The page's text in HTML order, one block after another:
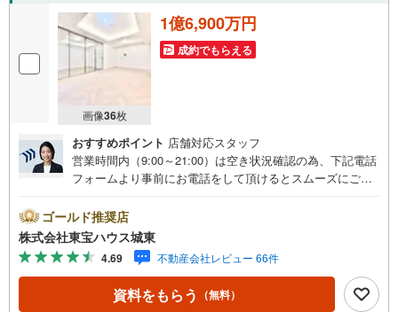
画像36枚
1億6,900万円
成約でもらえる
おすすめポイント 店舗対応スタッフ
営業時間内（9:00～21:00）は空き状況確認の為、下記電話
フォームより事前にお電話をして頂けるとスムーズにご案
カレンダーの作成▽ご購入後もお客様の人生のパートナー
として暮らしの「安心」を守り続けます。【Yahoo！ 不動
産キャンペーン対象店舗】当店で物件を成約するとPayPay
ボーナスライトがもらえる「Yahoo！ 不動産 物件ご成約キ
ャンペーン」の対象になります。「資料をもらう」「見学
予約をする」ボタンからお問い合わせください。※必ずYah
ゴールド推奨店
株式会社東宝ハウス城東
4.69 不動産会社レビュー 66件
資料をもらう （無料）